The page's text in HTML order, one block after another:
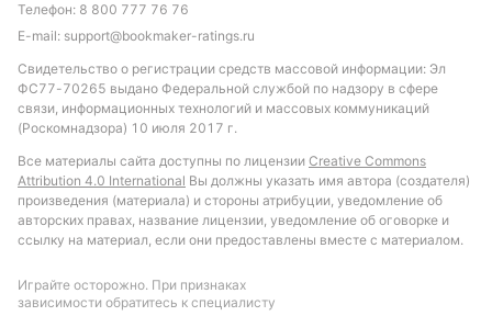
обоснованной.
Обновлено:
Автор
Михаил Кузнецов
Подписаться
Телефон: 8 800 777 76 76
E-mail: support@bookmaker-ratings.ru
Свидетельство о регистрации средств массовой информации: Эл
ФС77-70265 выдано Федеральной службой по надзору в сфере
связи, информационных технологий и массовых коммуникаций
(Роскомнадзора) 10 июля 2017 г.
Все материалы сайта доступны по лицензии Creative Commons
Attribution 4.0 International Вы должны указать имя автора (создателя)
произведения (материала) и стороны атрибуции, уведомление об
авторских правах, название лицензии, уведомление об оговорке и
ссылку на материал, если они предоставлены вместе с материалом.
Играйте осторожно. При признаках
зависимости обратитесь к специалисту